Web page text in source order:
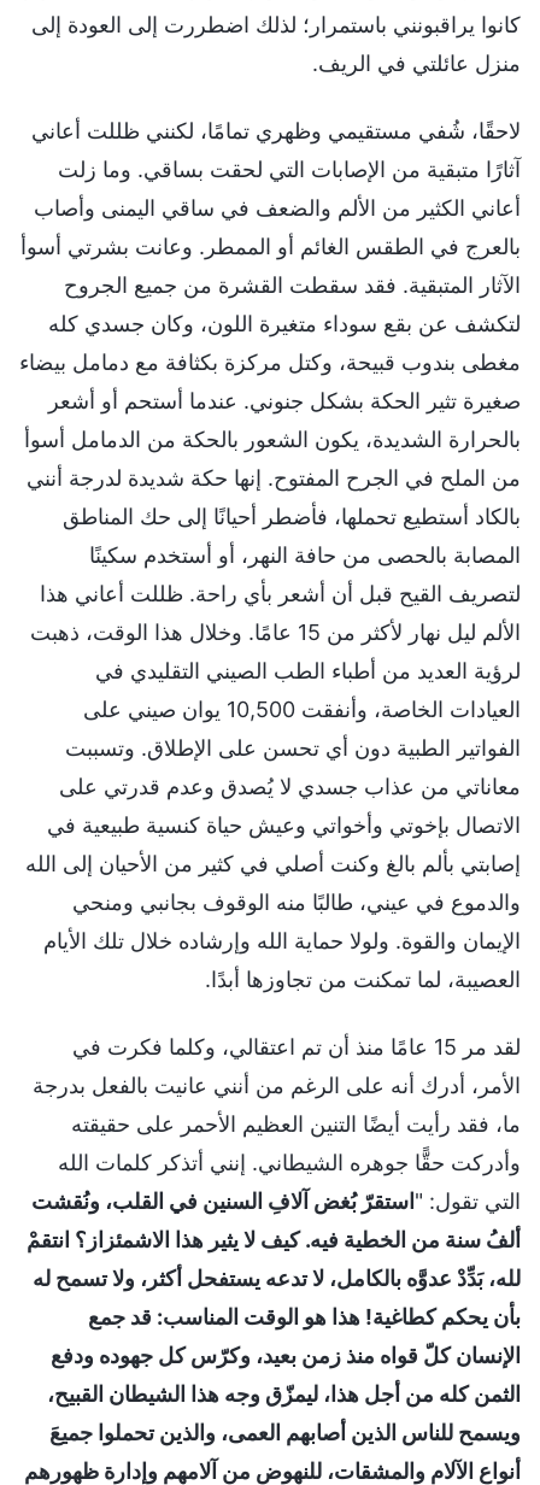
كانوا يراقبونني باستمرار؛ لذلك اضطررت إلى العودة إلى
منزل عائلتي في الريف.
لاحقًا، شُفي مستقيمي وظهري تمامًا، لكنني ظللت أعاني
آثارًا متبقية من الإصابات التي لحقت بساقي. وما زلت
أعاني الكثير من الألم والضعف في ساقي اليمنى وأصاب
بالعرج في الطقس الغائم أو الممطر. وعانت بشرتي أسوأ
الآثار المتبقية. فقد سقطت القشرة من جميع الجروح
لتكشف عن بقع سوداء متغيرة اللون، وكان جسدي كله
مغطى بندوب قبيحة، وكتل مركزة بكثافة مع دمامل بيضاء
صغيرة تثير الحكة بشكل جنوني. عندما أستحم أو أشعر
بالحرارة الشديدة، يكون الشعور بالحكة من الدمامل أسوأ
من الملح في الجرح المفتوح. إنها حكة شديدة لدرجة أنني
بالكاد أستطيع تحملها، فأضطر أحيانًا إلى حك المناطق
المصابة بالحصى من حافة النهر، أو أستخدم سكينًا
لتصريف القيح قبل أن أشعر بأي راحة. ظللت أعاني هذا
الألم ليل نهار لأكثر من 15 عامًا. وخلال هذا الوقت، ذهبت
لرؤية العديد من أطباء الطب الصيني التقليدي في
العيادات الخاصة، وأنفقت 10,500 يوان صيني على
الفواتير الطبية دون أي تحسن على الإطلاق. وتسببت
معاناتي من عذاب جسدي لا يُصدق وعدم قدرتي على
الاتصال بإخوتي وأخواتي وعيش حياة كنسية طبيعية في
إصابتي بألم بالغ وكنت أصلي في كثير من الأحيان إلى الله
والدموع في عيني، طالبًا منه الوقوف بجانبي ومنحي
الإيمان والقوة. ولولا حماية الله وإرشاده خلال تلك الأيام
العصيبة، لما تمكنت من تجاوزها أبدًا.
لقد مر 15 عامًا منذ أن تم اعتقالي، وكلما فكرت في
الأمر، أدرك أنه على الرغم من أنني عانيت بالفعل بدرجة
ما، فقد رأيت أيضًا التنين العظيم الأحمر على حقيقته
وأدركت حقًّا جوهره الشيطاني. إنني أتذكر كلمات الله
التي تقول: "استقرّ بُغض آلافِ السنين في القلب، ونُقشت
ألفُ سنة من الخطية فيه. كيف لا يثير هذا الاشمئزاز؟ انتقمْ
لله، بَدِّدْ عدوَّه بالكامل، لا تدعه يستفحل أكثر، ولا تسمح له
بأن يحكم كطاغية! هذا هو الوقت المناسب: قد جمع
الإنسان كلّ قواه منذ زمن بعيد، وكرّس كل جهوده ودفع
الثمن كله من أجل هذا، ليمزّق وجه هذا الشيطان القبيح،
ويسمح للناس الذين أصابهم العمى، والذين تحملوا جميعَ
أنواع الآلام والمشقات، للنهوض من آلامهم وإدارة ظهورهم